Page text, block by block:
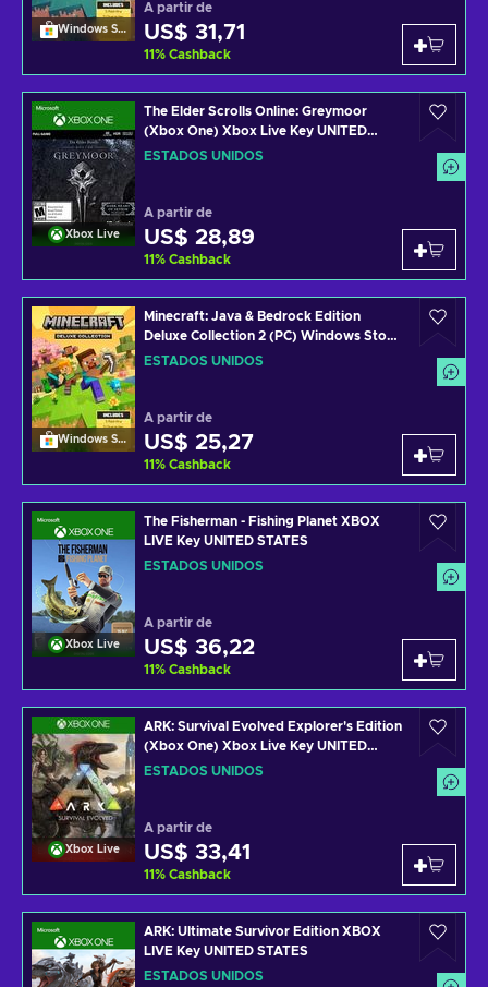
Windows Store
A partir de
US$ 31,71
11% Cashback
Xbox Live
The Elder Scrolls Online: Greymoor
(Xbox One) Xbox Live Key UNITED
STATES
ESTADOS UNIDOS
A partir de
US$ 28,89
11% Cashback
Windows Store
Minecraft: Java & Bedrock Edition
Deluxe Collection 2 (PC) Windows Store
Key UNITED STATES
ESTADOS UNIDOS
A partir de
US$ 25,27
11% Cashback
Xbox Live
The Fisherman - Fishing Planet XBOX
LIVE Key UNITED STATES
ESTADOS UNIDOS
A partir de
US$ 36,22
11% Cashback
Xbox Live
ARK: Survival Evolved Explorer's Edition
(Xbox One) Xbox Live Key UNITED
STATES
ESTADOS UNIDOS
A partir de
US$ 33,41
11% Cashback
ARK: Ultimate Survivor Edition XBOX
LIVE Key UNITED STATES
ESTADOS UNIDOS